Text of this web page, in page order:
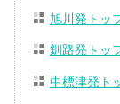
旭川発トッ
釧路発トッ
中標津発ト